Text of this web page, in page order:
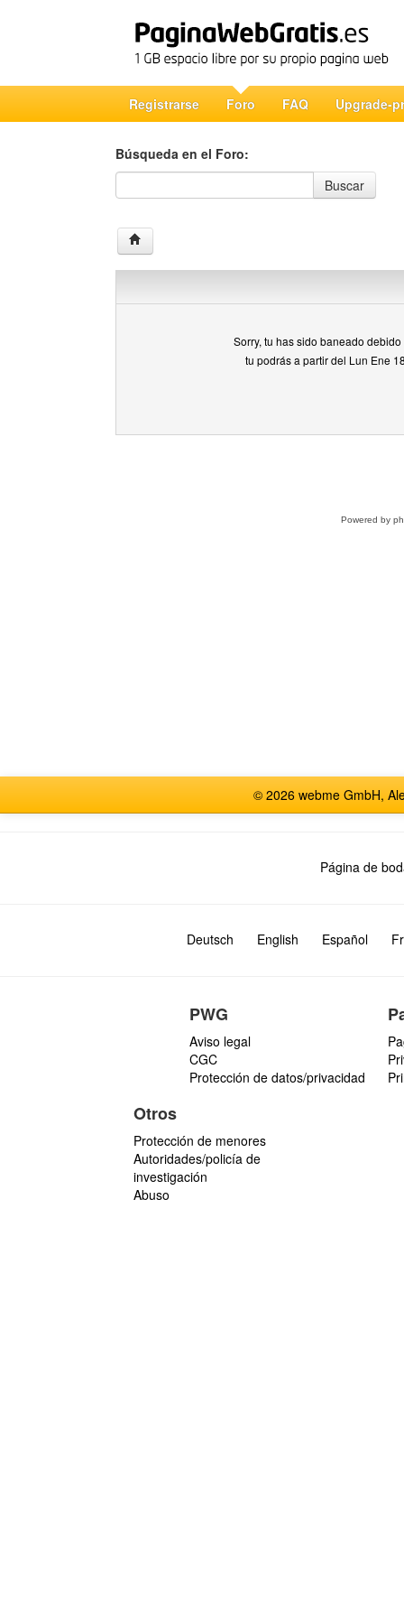
Registrarse Foro FAQ Upgrade-
Búsqueda en el Foro:
Búsqueda en el Foro
Buscar
Sorry, tu has sido baneado
tu podrás a partir del Lun Ene
Powered by
© 2026 webme GmbH,
Página de
Deutsch English Español
PWG
Aviso legal
CGC
Protección de datos/privacidad
Otros
Protección de menores
Autoridades/policía de
investigación
Abuso